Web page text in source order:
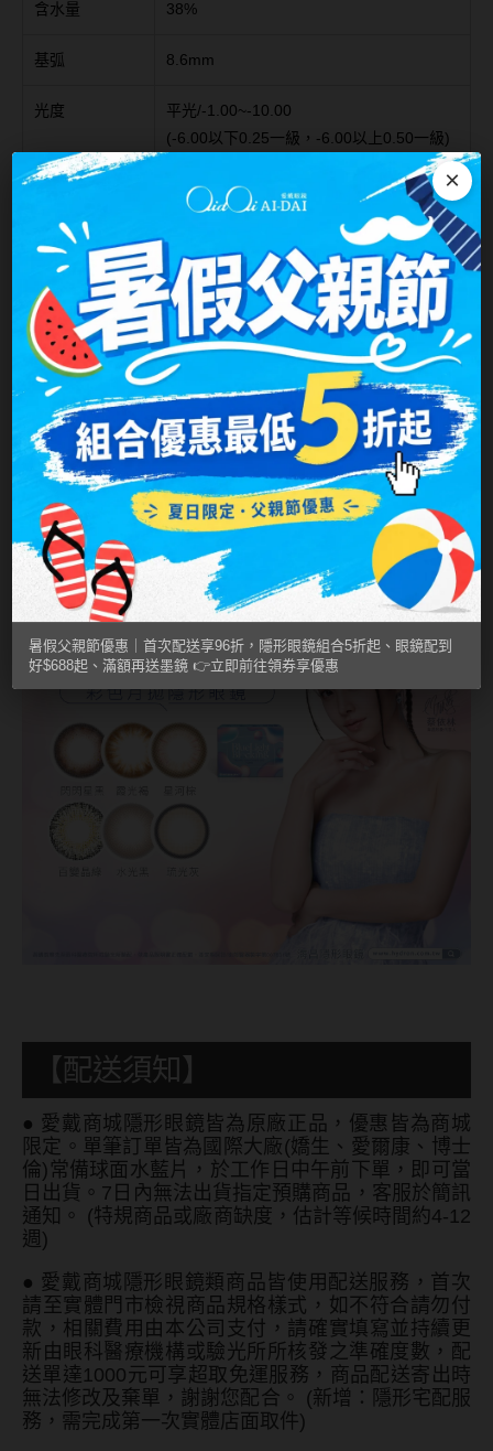
台灣隱眼品牌
Anley安儷
AKIRA艾綺拉
AQUAMAX水滋氧
ASIA STAR純粹美
eyemoody目荻
iLens愛能視
KARACON優視達
LARGAN星歐
Lens++永暘
MI TESORO蜜緹
MUSE繆思女神
OPT圓瑞
Pegavision晶碩
Timido媞蜜多
Smart Vision睛靈
WiLLPAIR維樂配
Secret Candy Magic
EverColor艾薇卡
CRYSTE晶瞳
DECORATIVE視妝美
SAMI佐美
PienAge
T-Garden CRUUM
T-Garden FLANMY
T-Garden Loveil
橘黃色系
紅色系
含水量 38%
基弧 8.6mm
光度
平光/-1.00~-10.00
(-6.00以下0.25一級，-6.00以上0.50一級)
閃閃星黑、霞光褐、百變晶綠、琉光灰、星
河棕、水光黑+百變晶綠 (115.02停產
包裝方式 1片裝/盒
使用週期 月拋
許可證字號 衛部醫器製字第007831號
注意事項： 商品如欲廠商缺度，向原廠訂購等候時間4-8週，
會另行通知。
【配送須知】
● 愛戴商城隱形眼鏡皆為原廠正品，優惠皆為商城
限定。單筆訂單皆為國際大廠(嬌生、愛爾康、博士
倫)常備球面水藍片，於工作日中午前下單，即可當
日出貨。7日內無法出貨指定預購商品，客服於簡訊
通知。 (特規商品或廠商缺度，估計等候時間約4-12
週)
● 愛戴商城隱形眼鏡類商品皆使用配送服務，首次
請至實體門市檢視商品規格樣式，如不符合請勿付
款，相關費用由本公司支付，請確實填寫並持續更
新由眼科醫療機構或驗光所所核發之準確度數，配
送單達1000元可享超取免運服務，商品配送寄出時
無法修改及棄單，謝謝您配合。 (新增：隱形宅配服
務，需完成第一次實體店面取件)
暑假父親節優惠｜首次配送享96折，隱形眼鏡組合5折起、眼鏡配到
好$688起、滿額再送墨鏡 👉立即前往領券享優惠
×